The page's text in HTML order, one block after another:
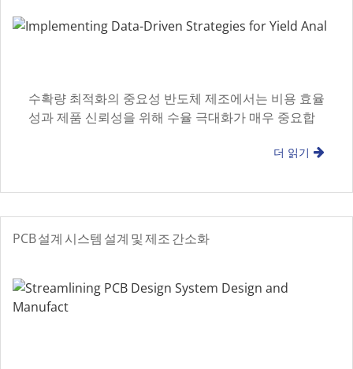
수확량 최적화의 중요성 반도체 제조에서는 비용 효율
성과 제품 신뢰성을 위해 수율 극대화가 매우 중요합
더 읽기
PCB 설계 시스템 설계 및 제조 간소화